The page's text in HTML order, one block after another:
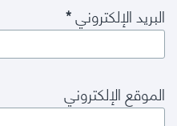
البريد الإلكتروني*
الموقع الإلكتروني